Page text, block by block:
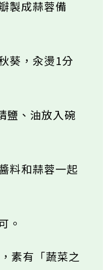
製成蒜蓉備
葵，汆燙1分
鹽、油放入碗
料和蒜蓉一起
。
素有「蔬菜之